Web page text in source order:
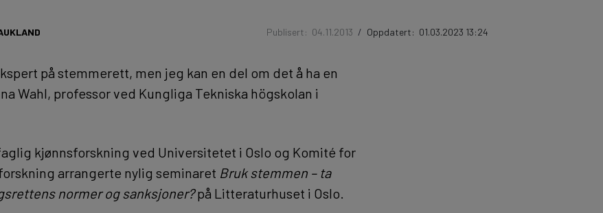
Publisert: 04.11.2013 / Oppdatert: 01.03.2023 13:24
på stemmerett, men jeg kan en del om det å ha en
Wahl, professor ved Kungliga Tekniska högskolan i
kjønnsforskning ved Universitetet i Oslo og Komité for
arrangerte nylig seminaret Bruk stemmen – ta
normer og sanksjoner?på Litteraturhuset i Oslo.